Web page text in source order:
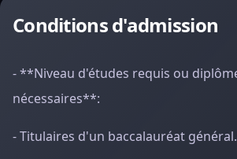
Conditions d'admission
- **Niveau d'études requis ou
nécessaires**:
- Titulaires d'un baccalauréat général.